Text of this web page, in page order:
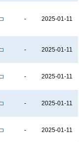
- 2025-01-11
- 2025-01-11
- 2025-01-11
- 2025-01-11
- 2025-01-11